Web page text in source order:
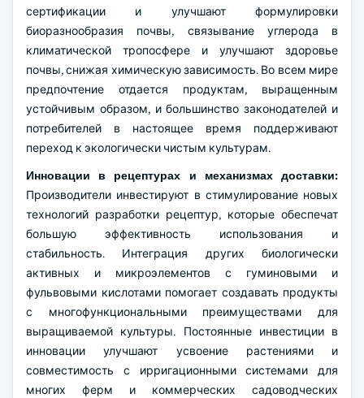
сертификации и улучшают формулировки
биоразнообразия почвы, связывание углерода в
климатической тропосфере и улучшают здоровье
почвы, снижая химическую зависимость. Во всем мире
предпочтение отдается продуктам, выращенным
устойчивым образом, и большинство законодателей и
потребителей в настоящее время поддерживают
переход к экологически чистым культурам.
Инновации в рецептурах и механизмах доставки:
Производители инвестируют в стимулирование новых
технологий разработки рецептур, которые обеспечат
большую эффективность использования и
стабильность. Интеграция других биологически
активных и микроэлементов с гуминовыми и
фульвовыми кислотами помогает создавать продукты
с многофункциональными преимуществами для
выращиваемой культуры. Постоянные инвестиции в
инновации улучшают усвоение растениями и
совместимость с ирригационными системами для
многих ферм и коммерческих садоводческих